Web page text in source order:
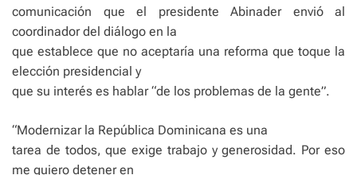
comunicación que el presidente Abinader envió al
coordinador del diálogo en la
que establece que no aceptaría una reforma que toque la
elección presidencial y
que su interés es hablar “de los problemas de la gente”.
“Modernizar la República Dominicana es una
tarea de todos, que exige trabajo y generosidad. Por eso
me quiero detener en